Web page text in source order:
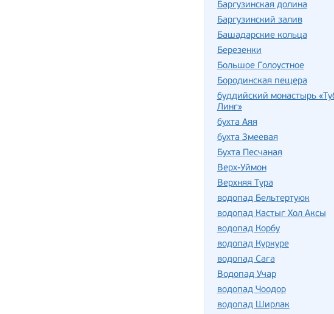
Баргузинская долина
Баргузинский залив
Башадарские кольца
Березенки
Большое Голоустное
Бородинская пещера
буддийский монастырь
Линг»
бухта Аяя
бухта Змеевая
Бухта Песчаная
Верх-Уймон
Верхняя Тура
водопад Бельтертуюк
водопад Кастыг Хол Аксы
водопад Корбу
водопад Куркуре
водопад Сага
Водопад Учар
водопад Чоодор
водопад Ширлак